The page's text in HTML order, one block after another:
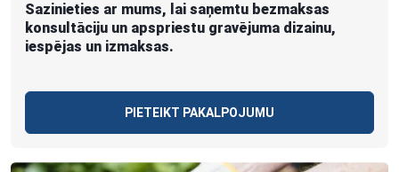
Sazinieties ar mums, lai saņemtu bezmaksas
konsultāciju un apspriestu gravējuma dizainu,
iespējas un izmaksas.
PIETEIKT PAKALPOJUMU